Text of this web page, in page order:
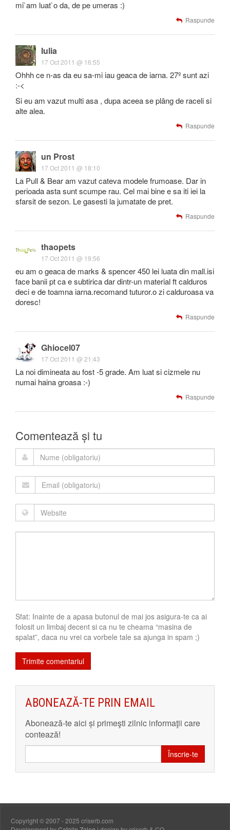
mi`am luat`o da, de pe umeras :)
Raspunde
Iulia
17 Oct 2011 @ 16:55
Ohhh ce n-as da eu sa-mi iau geaca de iarna. 27º sunt azi
:-<
Si eu am vazut multi asa , dupa aceea se plâng de raceli si
alte alea.
Raspunde
un Prost
17 Oct 2011 @ 18:10
La Pull & Bear am vazut cateva modele frumoase. Dar in
perioada asta sunt scumpe rau. Cel mai bine e sa iti iei la
sfarsit de sezon. Le gasesti la jumatate de pret.
Raspunde
thaopets
17 Oct 2011 @ 19:56
eu am o geaca de marks & spencer 450 lei luata din mall.isi
face banii pt ca e subtirica dar dintr-un material ft calduros
deci e de toamna iarna.recomand tuturor.o zi calduroasa va
doresc!
Raspunde
Ghiocel07
17 Oct 2011 @ 21:43
La noi dimineata au fost -5 grade. Am luat si cizmele nu
numai haina groasa :-)
Raspunde
Comentează și tu
Sfat: Inainte de a apasa butonul de mai jos asigura-te ca ai
folosit un limbaj decent si ca nu te cheama “masina de
spalat”, daca nu vrei ca vorbele tale sa ajunga in spam ;)
ABONEAZĂ-TE PRIN EMAIL
Abonează-te aici și primeşti zilnic informaţii care
contează!
Înscrie-te
Copyright © 2007 - 2025 criserb.com